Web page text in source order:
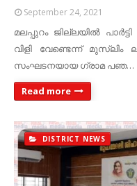
September 24, 2021
മലപ്പുറം ജില്ലയില്‍
വിളി വേണ്ടെന്ന്
സംഘടനയായ ഗ്രാമ പഞ…
Read more
DISTRICT NEWS